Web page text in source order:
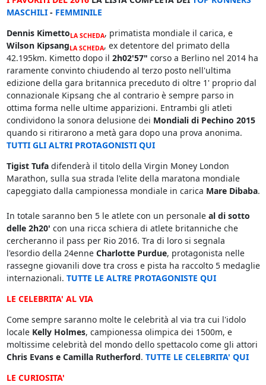
MASCHILI- FEMMINILE
Dennis KimettoLA SCHEDA, primatista mondiale il carica, e
Wilson KipsangLA SCHEDA, ex detentore del primato della
42.195km. Kimetto dopo il 2h02'57" corso a Berlino nel 2014 ha
raramente convinto chiudendo al terzo posto nell'ultima
edizione della gara britannica preceduto di oltre 1' proprio dal
connazionale Kipsang che al contrario è sempre parso in
ottima forma nelle ultime apparizioni. Entrambi gli atleti
condividono la sonora delusione dei Mondiali di Pechino 2015
quando si ritirarono a metà gara dopo una prova anonima.
TUTTI GLI ALTRI PROTAGONISTI QUI
Tigist Tufadifenderà il titolo della Virgin Money London
Marathon, sulla sua strada l'elite della maratona mondiale
capeggiato dalla campionessa mondiale in carica Mare Dibaba.
In totale saranno ben 5 le atlete con un personaleal di sotto
delle 2h20' con una ricca schiera di atlete britanniche che
cercheranno il pass per Rio 2016. Tra di loro si segnala
l'esordio della 24enneCharlotte Purdue, protagonista nelle
rassegne giovanili dove tra cross e pista ha raccolto 5 medaglie
internazionali. TUTTE LE ALTRE PROTAGONISTE QUI
LE CELEBRITA' AL VIA
Come sempre saranno molte le celebrità al via tra cui l'idolo
localeKelly Holmes, campionessa olimpica dei 1500m, e
moltissime celebrità del mondo dello spettacolo come gli attori
Chris Evans e Camilla Rutherford. TUTTE LE CELEBRITA' QUI
LE CURIOSITA'